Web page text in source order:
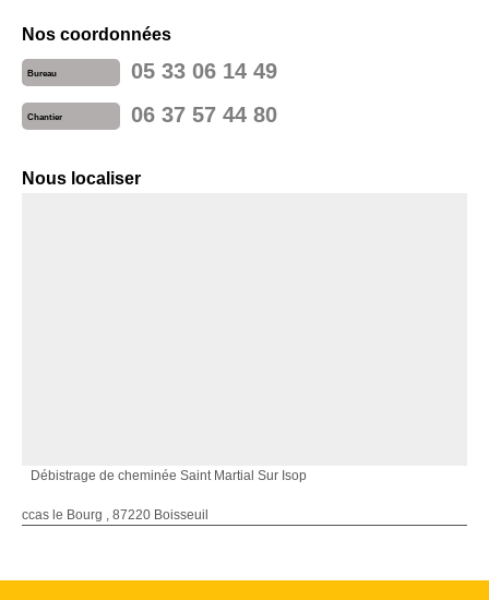
Nos coordonnées
Bureau 05 33 06 14 49
Chantier 06 37 57 44 80
Nous localiser
Débistrage de cheminée Saint Martial Sur Isop
ccas le Bourg , 87220 Boisseuil